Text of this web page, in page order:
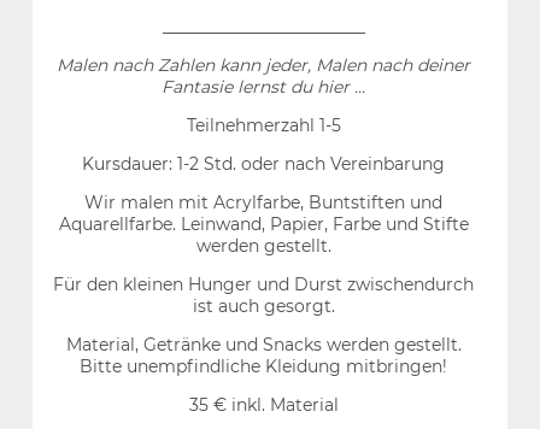
Malen nach Zahlen kann jeder, Malen nach deiner
Fantasie lernst du hier …
Teilnehmerzahl 1-5
Kursdauer: 1-2 Std. oder nach Vereinbarung
Wir malen mit Acrylfarbe, Buntstiften und
Aquarellfarbe. Leinwand, Papier, Farbe und Stifte
werden gestellt.
Für den kleinen Hunger und Durst zwischendurch
ist auch gesorgt.
Material, Getränke und Snacks werden gestellt.
Bitte unempfindliche Kleidung mitbringen!
35 € inkl. Material